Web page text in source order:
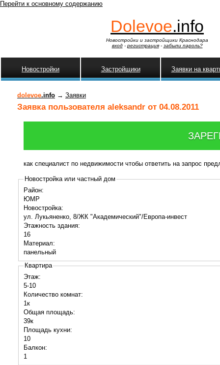
Перейти к основному содержанию
Dolevoe.info
Новостройки и застройщики Краснодара
вход- регистрация- забыли пароль?
Новостройки Застройщики Заявки на
dolevoe.info → Заявки
Заявка пользователя aleksandr от 04.08.2011
как специалист по недвижимости чтобы ответить на запрос
Новостройка или частный дом
Район:
ЮМР
Новостройка:
ул. Лукьяненко, 8/ЖК "Академический"/Европа-инвест
Этажность здания:
16
Материал:
панельный
Квартира
Этаж:
5-10
Количество комнат:
1к
Общая площадь:
39к
Площадь кухни:
10
Балкон:
1